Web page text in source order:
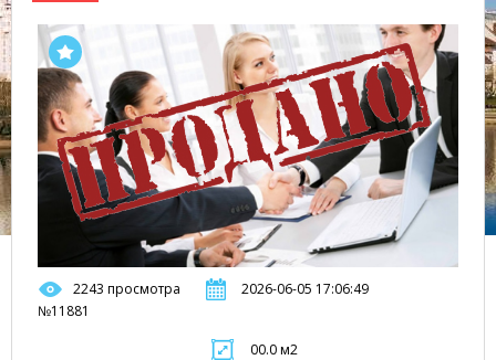
2243 просмотра
2026-06-05 17:06:49
№11881
00.0 м2